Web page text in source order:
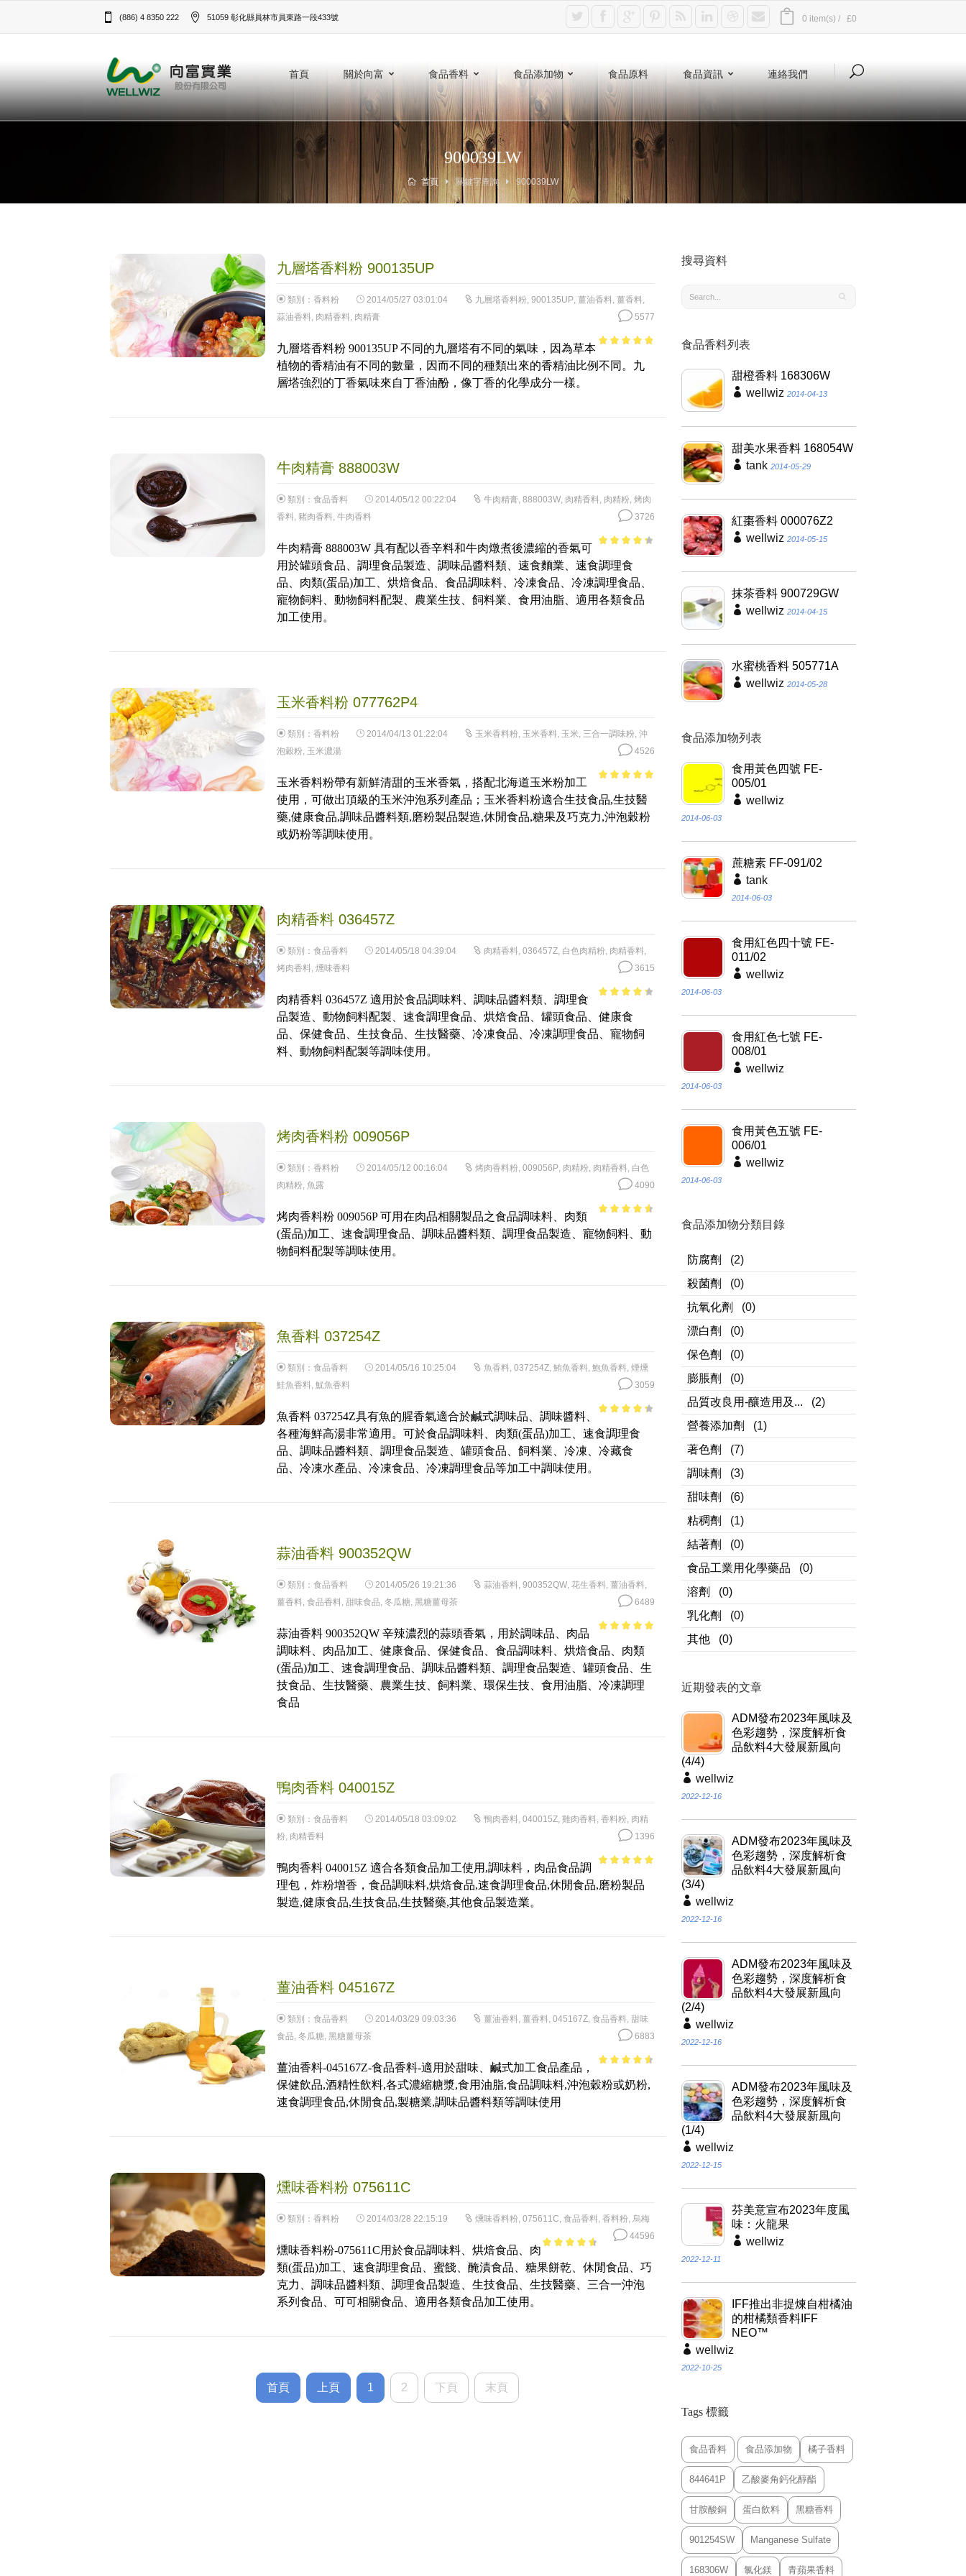
(886) 4 8350 222 51059 彰化縣員林市員東路一段433號‎ 0 item(s) / £0
首頁 關於向富 食品香料 食品添加物 食品原料 食品資訊 連絡我們
900039LW
首頁 關鍵字查詢 900039LW
九層塔香料粉 900135UP
類別： 香料粉 2014/05/27 03:01:04 九層塔香料粉, 900135UP, 薑油香料, 薑香料,
蒜油香料, 肉精香料, 肉精膏 5577
5
九層塔香料粉 900135UP 不同的九層塔有不同的氣味，因為草本
植物的香精油有不同的數量，因而不同的種類出來的香精油比例不同。九
層塔強烈的丁香氣味來自丁香油酚，像丁香的化學成分一樣。
牛肉精膏 888003W
類別： 食品香料 2014/05/12 00:22:04 牛肉精膏, 888003W, 肉精香料, 肉精粉, 烤肉
香料, 豬肉香料, 牛肉香料 3726
of 5
牛肉精膏 888003W 具有配以香辛料和牛肉燉煮後濃縮的香氣可
用於罐頭食品、調理食品製造、調味品醬料類、速食麵業、速食調理食
品、肉類(蛋品)加工、烘焙食品、食品調味料、冷凍食品、冷凍調理食品、
寵物飼料、動物飼料配製、農業生技、飼料業、食用油脂、適用各類食品
加工使用。
玉米香料粉 077762P4
類別： 香料粉 2014/04/13 01:22:04 玉米香料粉, 玉米香料, 玉米, 三合一調味粉, 沖
泡穀粉, 玉米濃湯 4526
5
玉米香料粉帶有新鮮清甜的玉米香氣，搭配北海道玉米粉加工
使用，可做出頂級的玉米沖泡系列產品；玉米香料粉適合生技食品,生技醫
藥,健康食品,調味品醬料類,磨粉製品製造,休閒食品,糖果及巧克力,沖泡穀粉
或奶粉等調味使用。
肉精香料 036457Z
類別： 食品香料 2014/05/18 04:39:04 肉精香料, 036457Z, 白色肉精粉, 肉精香料,
烤肉香料, 燻味香料 3615
of 5
肉精香料 036457Z 適用於食品調味料、調味品醬料類、調理食
品製造、動物飼料配製、速食調理食品、烘焙食品、罐頭食品、健康食
品、保健食品、生技食品、生技醫藥、冷凍食品、冷凍調理食品、寵物飼
料、動物飼料配製等調味使用。
烤肉香料粉 009056P
類別： 香料粉 2014/05/12 00:16:04 烤肉香料粉, 009056P, 肉精粉, 肉精香料, 白色
肉精粉, 魚露 4090
of 5
烤肉香料粉 009056P 可用在肉品相關製品之食品調味料、肉類
(蛋品)加工、速食調理食品、調味品醬料類、調理食品製造、寵物飼料、動
物飼料配製等調味使用。
魚香料 037254Z
類別： 食品香料 2014/05/16 10:25:04 魚香料, 037254Z, 鮪魚香料, 鮑魚香料, 煙燻
鮭魚香料, 魷魚香料 3059
of 5
魚香料 037254Z具有魚的腥香氣適合於鹹式調味品、調味醬料、
各種海鮮高湯非常適用。可於食品調味料、肉類(蛋品)加工、速食調理食
品、調味品醬料類、調理食品製造、罐頭食品、飼料業、冷凍、冷藏食
品、冷凍水產品、冷凍食品、冷凍調理食品等加工中調味使用。
蒜油香料 900352QW
類別： 食品香料 2014/05/26 19:21:36 蒜油香料, 900352QW, 花生香料, 薑油香料,
薑香料, 食品香料, 甜味食品, 冬瓜糖, 黑糖薑母茶 6489
5
蒜油香料 900352QW 辛辣濃烈的蒜頭香氣，用於調味品、肉品
調味料、肉品加工、健康食品、保健食品、食品調味料、烘焙食品、肉類
(蛋品)加工、速食調理食品、調味品醬料類、調理食品製造、罐頭食品、生
技食品、生技醫藥、農業生技、飼料業、環保生技、食用油脂、冷凍調理
食品
鴨肉香料 040015Z
類別： 食品香料 2014/05/18 03:09:02 鴨肉香料, 040015Z, 雞肉香料, 香料粉, 肉精
粉, 肉精香料 1396
5
鴨肉香料 040015Z 適合各類食品加工使用,調味料，肉品食品調
理包，炸粉增香，食品調味料,烘焙食品,速食調理食品,休閒食品,磨粉製品
製造,健康食品,生技食品,生技醫藥,其他食品製造業。
薑油香料 045167Z
類別： 食品香料 2014/03/29 09:03:36 薑油香料, 薑香料, 045167Z, 食品香料, 甜味
食品, 冬瓜糖, 黑糖薑母茶 6883
5
薑油香料-045167Z-食品香料-適用於甜味、鹹式加工食品產品，
保健飲品,酒精性飲料,各式濃縮糖漿,食用油脂,食品調味料,沖泡穀粉或奶粉,
速食調理食品,休閒食品,製糖業,調味品醬料類等調味使用
燻味香料粉 075611C
類別： 香料粉 2014/03/28 22:15:19 燻味香料粉, 075611C, 食品香料, 香料粉, 烏梅
44596
of 5
燻味香料粉-075611C用於食品調味料、烘焙食品、肉
類(蛋品)加工、速食調理食品、蜜餞、醃漬食品、糖果餅乾、休閒食品、巧
克力、調味品醬料類、調理食品製造、生技食品、生技醫藥、三合一沖泡
系列食品、可可相關食品、適用各類食品加工使用。
首頁 上頁 1 2 下頁 末頁
搜尋資料
食品香料列表
甜橙香料 168306W
wellwiz 2014-04-13
甜美水果香料 168054W
tank 2014-05-29
紅棗香料 000076Z2
wellwiz 2014-05-15
抹茶香料 900729GW
wellwiz 2014-04-15
水蜜桃香料 505771A
wellwiz 2014-05-28
食品添加物列表
食用黃色四號 FE-
005/01
wellwiz
2014-06-03
蔗糖素 FF-091/02
tank
2014-06-03
食用紅色四十號 FE-
011/02
wellwiz
2014-06-03
食用紅色七號 FE-
008/01
wellwiz
2014-06-03
食用黃色五號 FE-
006/01
wellwiz
2014-06-03
食品添加物分類目錄
防腐劑
(2)
殺菌劑
(0)
抗氧化劑
(0)
漂白劑
(0)
保色劑
(0)
膨脹劑
(0)
品質改良用-釀造用及...
(2)
營養添加劑
(1)
著色劑
(7)
調味劑
(3)
甜味劑
(6)
粘稠劑
(1)
結著劑
(0)
食品工業用化學藥品
(0)
溶劑
(0)
乳化劑
(0)
其他
(0)
近期發表的文章
ADM發布2023年風味及
色彩趨勢，深度解析食
品飲料4大發展新風向
(4/4)
wellwiz
2022-12-16
ADM發布2023年風味及
色彩趨勢，深度解析食
品飲料4大發展新風向
(3/4)
wellwiz
2022-12-16
ADM發布2023年風味及
色彩趨勢，深度解析食
品飲料4大發展新風向
(2/4)
wellwiz
2022-12-16
ADM發布2023年風味及
色彩趨勢，深度解析食
品飲料4大發展新風向
(1/4)
wellwiz
2022-12-15
芬美意宣布2023年度風
味：火龍果
wellwiz
2022-12-11
IFF推出非提煉自柑橘油
的柑橘類香料IFF
NEO™
wellwiz
2022-10-25
Tags 標籤
食品香料 食品添加物 橘子香料
844641P 乙酸麥角鈣化醇酯
甘胺酸銅 蛋白飲料 黑糖香料
901254SW Manganese Sulfate
168306W 氯化鎂 青蘋果香料